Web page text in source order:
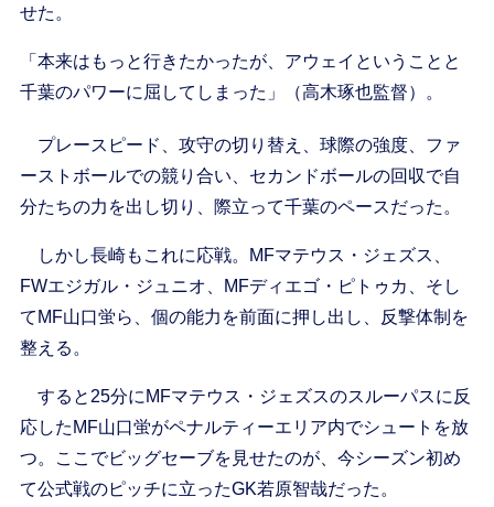
せた。
「本来はもっと行きたかったが、アウェイということと
千葉のパワーに屈してしまった」（高木琢也監督）。
プレースピード、攻守の切り替え、球際の強度、ファ
ーストボールでの競り合い、セカンドボールの回収で自
分たちの力を出し切り、際立って千葉のペースだった。
しかし長崎もこれに応戦。MFマテウス・ジェズス、
FWエジガル・ジュニオ、MFディエゴ・ピトゥカ、そし
てMF山口蛍ら、個の能力を前面に押し出し、反撃体制を
整える。
すると25分にMFマテウス・ジェズスのスルーパスに反
応したMF山口蛍がペナルティーエリア内でシュートを放
つ。ここでビッグセーブを見せたのが、今シーズン初め
て公式戦のピッチに立ったGK若原智哉だった。